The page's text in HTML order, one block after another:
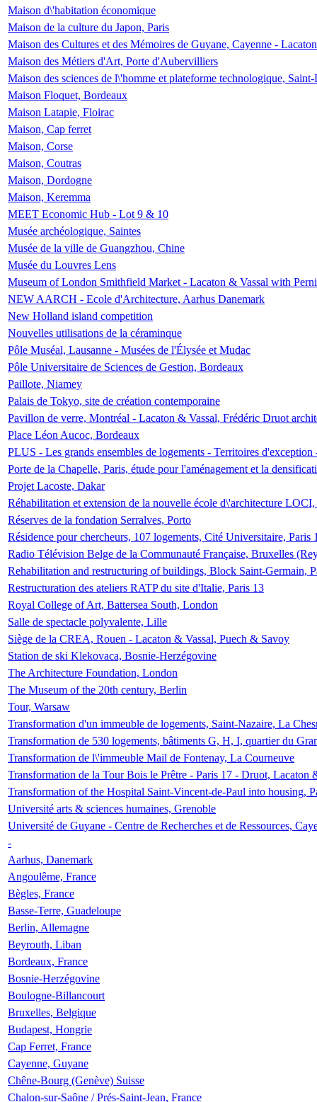
Maison d\'habitation économique
Maison de la culture du Japon, Paris
Maison des Cultures et des Mémoires de Guyane, Cayenne -
Maison des Métiers d'Art, Porte d'Aubervilliers
Maison des sciences de l\'homme et plateforme technologique,
Maison Floquet, Bordeaux
Maison Latapie, Floirac
Maison, Cap ferret
Maison, Corse
Maison, Coutras
Maison, Dordogne
Maison, Keremma
MEET Economic Hub - Lot 9 & 10
Musée archéologique, Saintes
Musée de la ville de Guangzhou, Chine
Musée du Louvres Lens
Museum of London Smithfield Market - Lacaton & Vassal with
NEW AARCH - Ecole d'Architecture, Aarhus Danemark
New Holland island competition
Nouvelles utilisations de la céraminque
Pôle Muséal, Lausanne - Musées de l'Élysée et Mudac
Pôle Universitaire de Sciences de Gestion, Bordeaux
Paillote, Niamey
Palais de Tokyo, site de création contemporaine
Pavillon de verre, Montréal - Lacaton & Vassal, Frédéric Druot
Place Léon Aucoc, Bordeaux
PLUS - Les grands ensembles de logements - Territoires
Porte de la Chapelle, Paris, étude pour l'aménagement et la
Projet Lacoste, Dakar
Réhabilitation et extension de la nouvelle école d\'architecture
Réserves de la fondation Serralves, Porto
Résidence pour chercheurs, 107 logements, Cité Universitaire, Paris
Radio Télévision Belge de la Communauté Française, Bruxelles
Rehabilitation and restructuring of buildings, Block Saint-Germain,
Restructuration des ateliers RATP du site d'Italie, Paris 13
Royal College of Art, Battersea South, London
Salle de spectacle polyvalente, Lille
Siège de la CREA, Rouen - Lacaton & Vassal, Puech & Savoy
Station de ski Klekovaca, Bosnie-Herzégovine
The Architecture Foundation, London
The Museum of the 20th century, Berlin
Tour, Warsaw
Transformation d'un immeuble de logements, Saint-Nazaire, La
Transformation de 530 logements, bâtiments G, H, I, quartier du
Transformation de l\'immeuble Mail de Fontenay, La Courneuve
Transformation de la Tour Bois le Prêtre - Paris 17 - Druot, Lacaton
Transformation of the Hospital Saint-Vincent-de-Paul into housing,
Université arts & sciences humaines, Grenoble
Université de Guyane - Centre de Recherches et de Ressources,
-
Aarhus, Danemark
Angoulême, France
Bègles, France
Basse-Terre, Guadeloupe
Berlin, Allemagne
Beyrouth, Liban
Bordeaux, France
Bosnie-Herzégovine
Boulogne-Billancourt
Bruxelles, Belgique
Budapest, Hongrie
Cap Ferret, France
Cayenne, Guyane
Chêne-Bourg (Genève) Suisse
Chalon-sur-Saône / Prés-Saint-Jean, France